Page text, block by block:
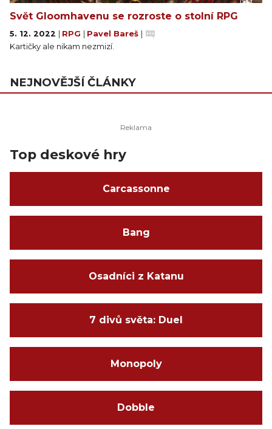
Svět Gloomhavenu se rozroste o stolní RPG
5. 12. 2022 RPG Pavel Bareš
Kartičky ale nikam nezmizí.
NEJNOVĚJŠÍ ČLÁNKY
Top deskové hry
Carcassonne
Bang
Osadníci z Katanu
7 divů světa: Duel
Monopoly
Dobble